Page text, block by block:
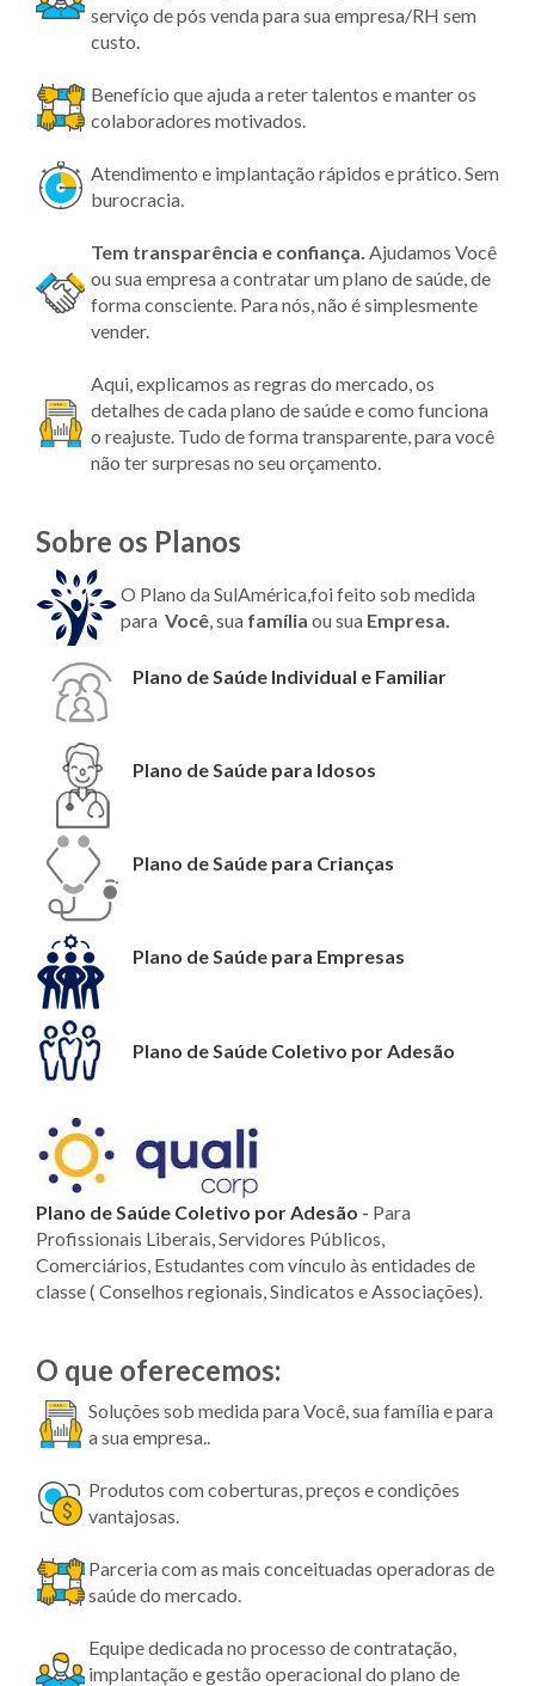
serviço de pós venda para sua empresa/RH sem
custo.
Benefício que ajuda a reter talentos e manter os
colaboradores motivados.
Atendimento e implantação rápidos e prático. Sem
burocracia.
Tem transparência e confiança. Ajudamos Você
ou sua empresa a contratar um plano de saúde, de
forma consciente. Para nós, não é simplesmente
vender.
Aqui, explicamos as regras do mercado, os
detalhes de cada plano de saúde e como funciona
o reajuste. Tudo de forma transparente, para você
não ter surpresas no seu orçamento.
Sobre os Planos
O Plano da SulAmérica,foi feito sob medida
para Você, sua família ou sua Empresa.
Plano de Saúde Individual e Familiar
Plano de Saúde para Idosos
Plano de Saúde para Crianças
Plano de Saúde para Empresas
Plano de Saúde Coletivo por Adesão
Plano de Saúde Coletivo por Adesão - Para
Profissionais Liberais, Servidores Públicos,
Comerciários, Estudantes com vínculo às entidades de
classe ( Conselhos regionais, Sindicatos e Associações).
O que oferecemos:
Soluções sob medida para Você, sua família e para
a sua empresa..
Produtos com coberturas, preços e condições
vantajosas.
Parceria com as mais conceituadas operadoras de
saúde do mercado.
Equipe dedicada no processo de contratação,
implantação e gestão operacional do plano de